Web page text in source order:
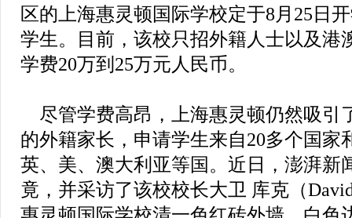
区的上海惠灵顿国际学校定于8月25日
学生。目前，该校只招外籍人士以及港
学费20万到25万元人民币。
尽管学费高昂，上海惠灵顿仍然吸引
的外籍家长，申请学生来自20多个国家
英、美、澳大利亚等国。近日，澎湃新
竟，并采访了该校校长大卫 库克（